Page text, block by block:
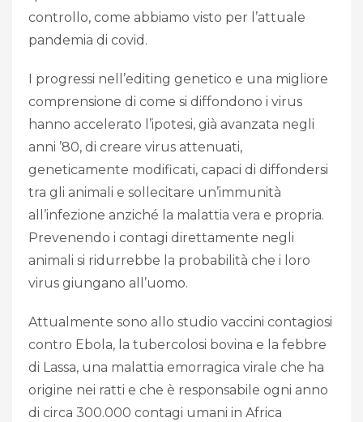
controllo, come abbiamo visto per l’attuale
pandemia di covid.
I progressi nell’editing genetico e una migliore
comprensione di come si diffondono i virus
hanno accelerato l’ipotesi, già avanzata negli
anni ’80, di creare virus attenuati,
geneticamente modificati, capaci di diffondersi
tra gli animali e sollecitare un’immunità
all’infezione anziché la malattia vera e propria.
Prevenendo i contagi direttamente negli
animali si ridurrebbe la probabilità che i loro
virus giungano all’uomo.
Attualmente sono allo studio vaccini contagiosi
contro Ebola, la tubercolosi bovina e la febbre
di Lassa, una malattia emorragica virale che ha
origine nei ratti e che è responsabile ogni anno
di circa 300.000 contagi umani in Africa